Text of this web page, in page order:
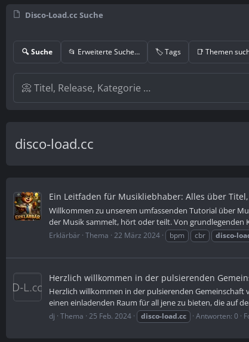
Disco-Load.cc Suche
🔍 Suche 📂 Erweiterte Suche… 🏷️ Tags 📑 Themen
disco-load.cc
Ein Leitfaden für Musikliebhaber: Alles über
Willkommen zu unserem umfassenden Tutorial über
der Musik sammelt, hört oder teilt. Von grundlegenden
Erklärbär Thema 22 März 2024 bpm cbr disco-
Herzlich willkommen in der pulsierenden
Herzlich willkommen in der pulsierenden
einen einladenden Raum für all jene zu bieten, die auf
dj Thema 25 Feb. 2024 disco-load.cc Antworten: 0